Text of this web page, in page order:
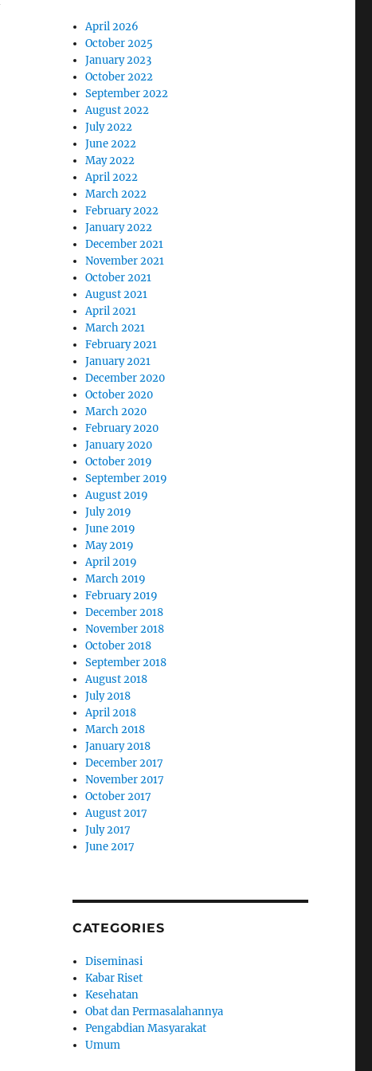
April 2026
October 2025
January 2023
October 2022
September 2022
August 2022
July 2022
June 2022
May 2022
April 2022
March 2022
February 2022
January 2022
December 2021
November 2021
October 2021
August 2021
April 2021
March 2021
February 2021
January 2021
December 2020
October 2020
March 2020
February 2020
January 2020
October 2019
September 2019
August 2019
July 2019
June 2019
May 2019
April 2019
March 2019
February 2019
December 2018
November 2018
October 2018
September 2018
August 2018
July 2018
April 2018
March 2018
January 2018
December 2017
November 2017
October 2017
August 2017
July 2017
June 2017
CATEGORIES
Diseminasi
Kabar Riset
Kesehatan
Obat dan Permasalahannya
Pengabdian Masyarakat
Umum